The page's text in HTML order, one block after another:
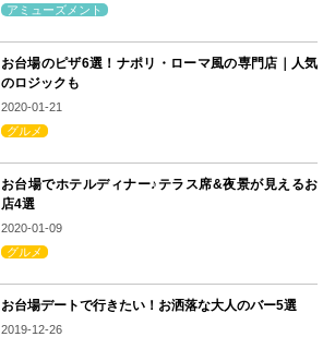
アミューズメント
お台場のピザ6選！ナポリ・ローマ風の専門店｜人気
のロジックも
2020-01-21
グルメ
お台場でホテルディナー♪テラス席&夜景が見えるお
店4選
2020-01-09
グルメ
お台場デートで行きたい！お洒落な大人のバー5選
2019-12-26